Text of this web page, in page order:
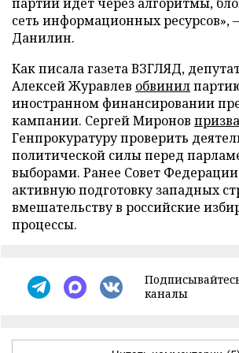
сеть информационных ресурсов»,
Данилин.
Как писала газета ВЗГЛЯД,
Алексей Журавлев обвинил
иностранном финансировании
кампании. Сергей Миронов
Генпрокуратуру проверить
политической силы перед
выборами. Ранее Совет Федерации
активную подготовку западных
вмешательству в российские
процессы.
каналы